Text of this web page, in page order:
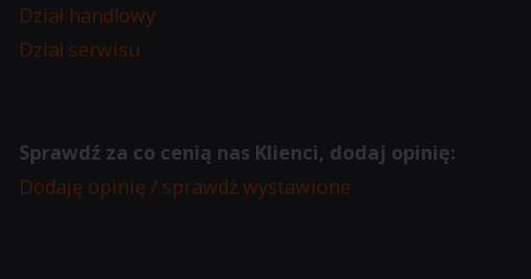
Dział handlowy
Dział serwisu
Sprawdź za co cenią nas Klienci, dodaj opinię:
Dodaję opinię / sprawdź wystawione